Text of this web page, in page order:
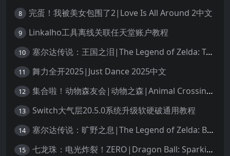
8 完蛋！我被美女包围了2|Love Is All Around 2中文
9 Linkalho工具离线关联任天堂账户教程
10 塞尔达传说：王国之泪|The Legend of Zelda: Tears of the Kingdom中文
11 舞力全开2025|Just Dance 2025中文
12 集合啦！动物森友会|动物之森|Animal Crossing: New Horizons中文
13 Switch大气层20.5.0系统升级软硬破通用教程
14 塞尔达传说：旷野之息|The Legend of Zelda: Breath of the Wild中文
15 七龙珠：电光炸裂！ZERO|Dragon Ball: Sparking! Zero中文